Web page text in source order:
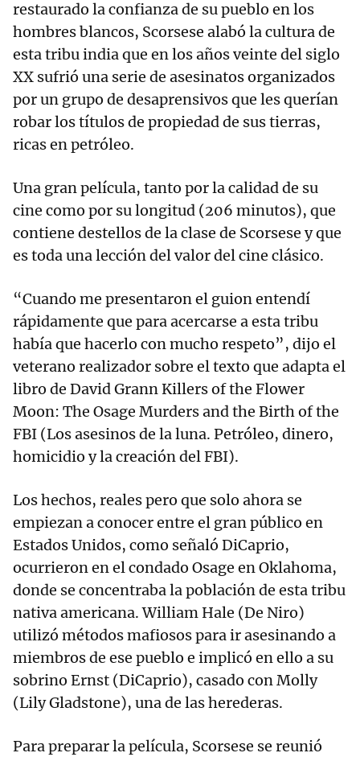
restaurado la confianza de su pueblo en los
hombres blancos, Scorsese alabó la cultura de
esta tribu india que en los años veinte del siglo
XX sufrió una serie de asesinatos organizados
por un grupo de desaprensivos que les querían
robar los títulos de propiedad de sus tierras,
ricas en petróleo.
Una gran película, tanto por la calidad de su
cine como por su longitud (206 minutos), que
contiene destellos de la clase de Scorsese y que
es toda una lección del valor del cine clásico.
“Cuando me presentaron el guion entendí
rápidamente que para acercarse a esta tribu
había que hacerlo con mucho respeto”, dijo el
veterano realizador sobre el texto que adapta el
libro de David Grann Killers of the Flower
Moon: The Osage Murders and the Birth of the
FBI (Los asesinos de la luna. Petróleo, dinero,
homicidio y la creación del FBI).
Los hechos, reales pero que solo ahora se
empiezan a conocer entre el gran público en
Estados Unidos, como señaló DiCaprio,
ocurrieron en el condado Osage en Oklahoma,
donde se concentraba la población de esta tribu
nativa americana. William Hale (De Niro)
utilizó métodos mafiosos para ir asesinando a
miembros de ese pueblo e implicó en ello a su
sobrino Ernst (DiCaprio), casado con Molly
(Lily Gladstone), una de las herederas.
Para preparar la película, Scorsese se reunió